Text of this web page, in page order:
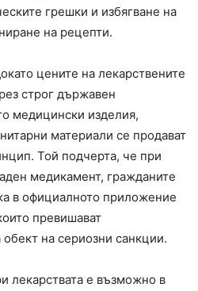
грешки и избягване на
на рецепти.
цените на лекарствените
строг държавен
медицински изделия,
материали се продават
Той подчерта, че при
медикамент, гражданите
в официалното приложение
превишават
на сериозни санкции.
лекарствата е възможно в